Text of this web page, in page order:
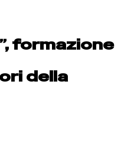
formazione
della